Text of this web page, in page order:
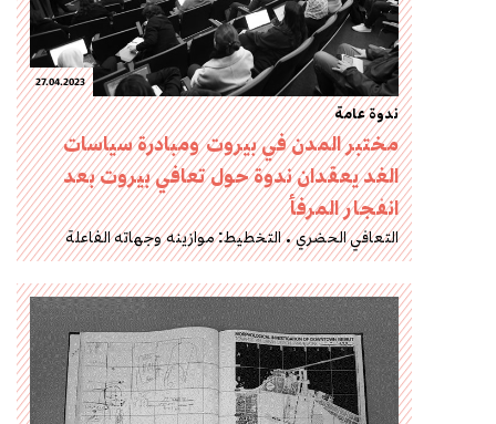
27.04.2023
ندوة عامة
مختبر المدن في بيروت ومبادرة سياسات
الغد يعقدان ندوة حول تعافي بيروت بعد
انفجار المرفأ
التعافي الحضري التخطيط: موازينه وجهاته الفاعلة